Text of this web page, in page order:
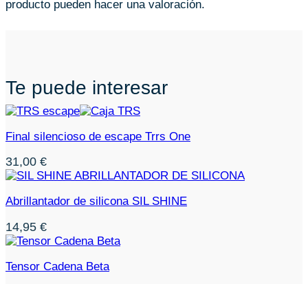
producto pueden hacer una valoración.
Te puede interesar
Final silencioso de escape Trrs One
31,00 €
Abrillantador de silicona SIL SHINE
14,95 €
Tensor Cadena Beta